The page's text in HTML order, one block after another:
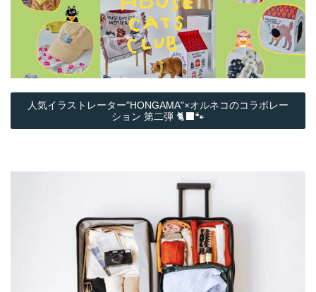
人気イラストレーター"HONGAMA"×オルネコの​コラボレー
ション 第二弾 🐈‍⬛🐾